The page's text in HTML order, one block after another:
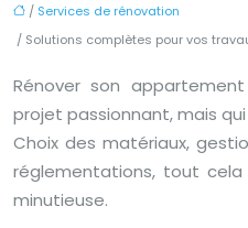
/ Services de rénovation
/ Solutions complètes pour vos
Rénover son
projet passionnant, mais
Choix des matériaux,
réglementations, tout
minutieuse.